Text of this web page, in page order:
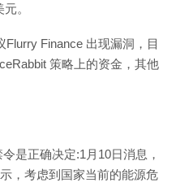
。
Finance 出现漏洞，目
策略上的资金，其他
是正确决定:1月10日消息，
，考虑到国家当前的能源危